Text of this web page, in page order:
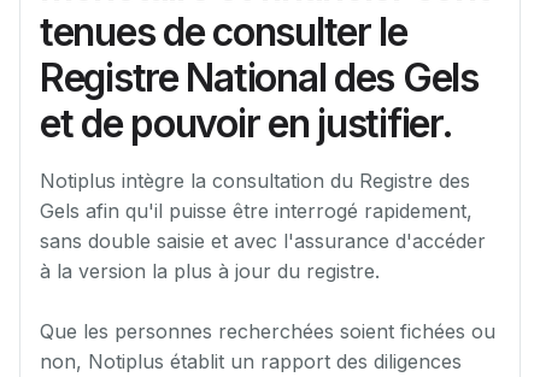
tenues de consulter le
Registre National des Gels
et de pouvoir en justifier.
Notiplus intègre la consultation du Registre des
Gels afin qu'il puisse être interrogé rapidement,
sans double saisie et avec l'assurance d'accéder
à la version la plus à jour du registre.
Que les personnes recherchées soient fichées ou
non, Notiplus établit un rapport des diligences